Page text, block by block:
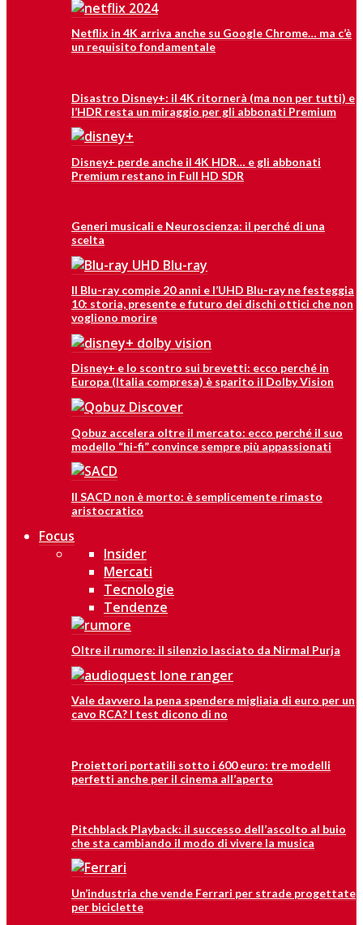
Netflix in 4K arriva anche su Google Chrome… ma c’è
un requisito fondamentale
Disastro Disney+: il 4K ritornerà (ma non per tutti) e
l’HDR resta un miraggio per gli abbonati Premium
Disney+ perde anche il 4K HDR… e gli abbonati
Premium restano in Full HD SDR
Generi musicali e Neuroscienza: il perché di una
scelta
Il Blu-ray compie 20 anni e l’UHD Blu-ray ne festeggia
10: storia, presente e futuro dei dischi ottici che non
vogliono morire
Disney+ e lo scontro sui brevetti: ecco perché in
Europa (Italia compresa) è sparito il Dolby Vision
Qobuz accelera oltre il mercato: ecco perché il suo
modello “hi-fi” convince sempre più appassionati
Il SACD non è morto: è semplicemente rimasto
aristocratico
Focus
Insider
Mercati
Tecnologie
Tendenze
Oltre il rumore: il silenzio lasciato da Nirmal Purja
Vale davvero la pena spendere migliaia di euro per un
cavo RCA? I test dicono di no
Proiettori portatili sotto i 600 euro: tre modelli
perfetti anche per il cinema all’aperto
Pitchblack Playback: il successo dell’ascolto al buio
che sta cambiando il modo di vivere la musica
Un’industria che vende Ferrari per strade progettate
per biciclette